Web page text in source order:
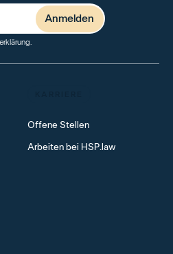
Offene Stellen
Arbeiten bei HSP.law